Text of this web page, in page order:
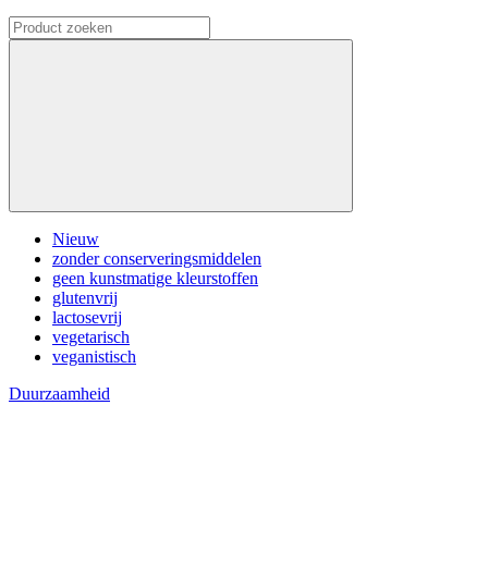
Nieuw
zonder conserveringsmiddelen
geen kunstmatige kleurstoffen
glutenvrij
lactosevrij
vegetarisch
veganistisch
Duurzaamheid